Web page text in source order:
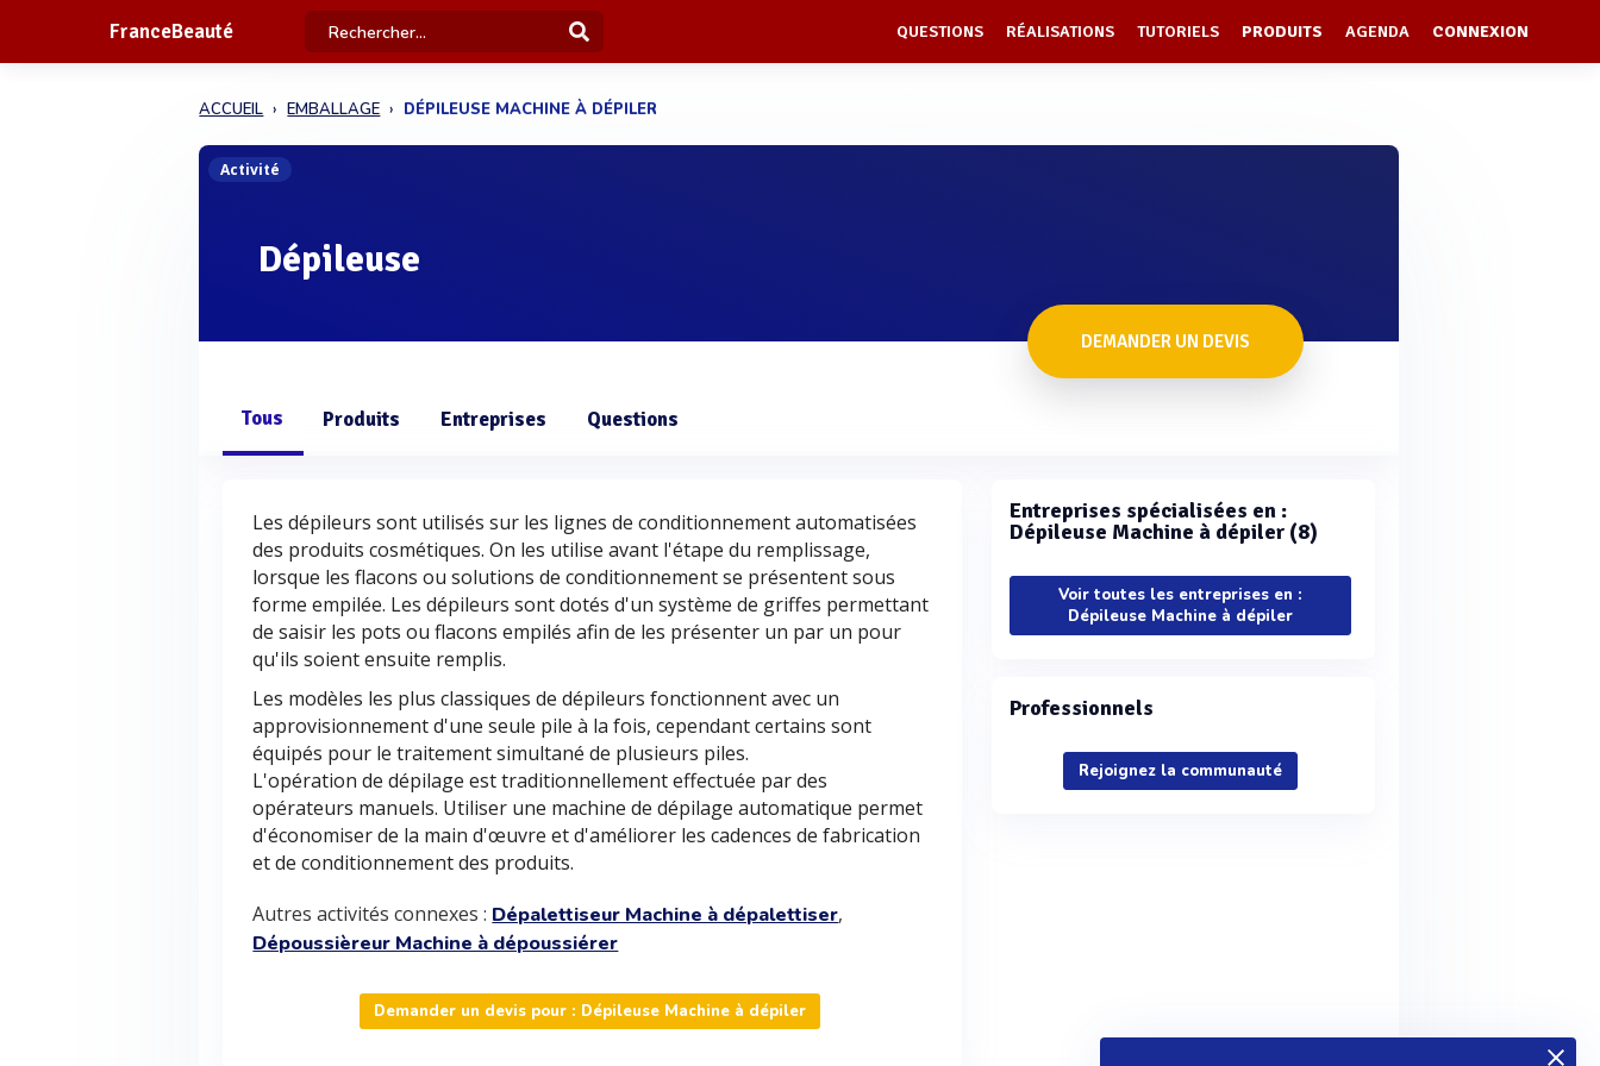
FranceBeauté QUESTIONS RÉALISATIONS TUTORIELS PRODUITS AGENDA CONNEXION
ACCUEIL EMBALLAGE DÉPILEUSE MACHINE À DÉPILER
Activité
Dépileuse
DEMANDER UN DEVIS
Tous Produits Entreprises Questions
Les dépileurs sont utilisés sur les lignes de conditionnement automatisées
des produits cosmétiques. On les utilise avant l'étape du remplissage,
lorsque les flacons ou solutions de conditionnement se présentent sous
forme empilée. Les dépileurs sont dotés d'un système de griffes permettant
de saisir les pots ou flacons empilés afin de les présenter un par un pour
qu'ils soient ensuite remplis.
Les modèles les plus classiques de dépileurs fonctionnent avec un
approvisionnement d'une seule pile à la fois, cependant certains sont
équipés pour le traitement simultané de plusieurs piles.
L'opération de dépilage est traditionnellement effectuée par des
opérateurs manuels. Utiliser une machine de dépilage automatique permet
d'économiser de la main d'œuvre et d'améliorer les cadences de fabrication
et de conditionnement des produits.
Autres activités connexes : Dépalettiseur Machine à dépalettiser,
Dépoussièreur Machine à dépoussiérer
Demander un devis pour : Dépileuse Machine à dépiler
Entreprises spécialisées en :
Dépileuse Machine à dépiler (8)
Voir toutes les entreprises en :
Dépileuse Machine à dépiler
Professionnels
Rejoignez la communauté